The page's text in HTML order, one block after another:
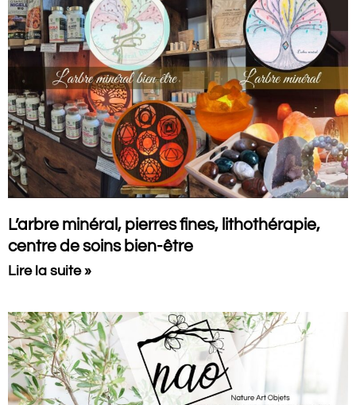
L’arbre minéral, pierres fines, lithothérapie,
centre de soins bien-être
Lire la suite »